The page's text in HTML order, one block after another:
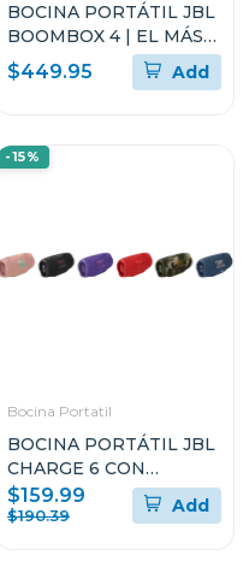
BOCINA PORTÁTIL JBL
BOOMBOX 4 | EL MÁS
POTENTE DE JBL
$449.95 Add
-15%
Bocina Portatil
BOCINA PORTÁTIL JBL
CHARGE 6 CON
BLUETOOTH
RESISTENTE AL AGUA Y
$159.99
$190.39 Add